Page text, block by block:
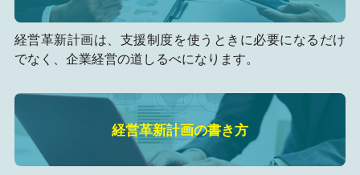
経営革新計画は、支援制度を使うときに必要になるだけ
でなく、企業経営の道しるべになります。
経営革新計画の書き方